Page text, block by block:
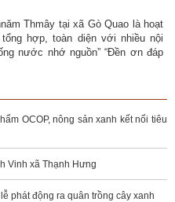
Thmây tại xã Gò Quao là hoạt
hợp, toàn diện với nhiều nội
nước nhớ nguồn” “Đền ơn đáp
OCOP, nông sản xanh kết nối tiêu
Vinh xã Thạnh Hưng
phát động ra quân trồng cây xanh